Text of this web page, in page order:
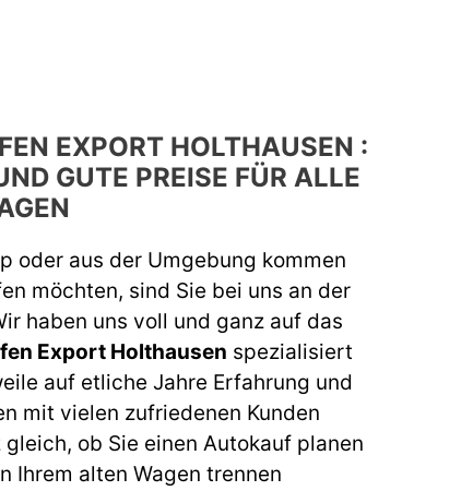
EXPORT HOLTHAUSEN :
GUTE PREISE FÜR ALLE
oder aus der Umgebung kommen
möchten, sind Sie bei uns an der
haben uns voll und ganz auf das
Export Holthausen spezialisiert
auf etliche Jahre Erfahrung und
mit vielen zufriedenen Kunden
ob Sie einen Autokauf planen
Ihrem alten Wagen trennen